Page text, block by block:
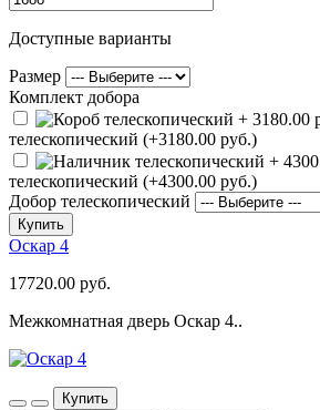
Доступные варианты
Размер
Комплект добора
телескопический (+3180.00 руб.)
телескопический (+4300.00 руб.)
Добор телескопический
Купить
Оскар 4
17720.00 руб.
Межкомнатная дверь Оскар 4..
Купить